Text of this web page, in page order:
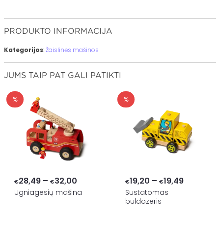
PRODUKTO INFORMACIJA
Kategorijos:Žaislinės mašinos
JUMS TAIP PAT GALI PATIKTI
%
€28,49 – €32,00Price
range:
Ugniagesių mašina
%
€19,20 – €19,49Price
Sustatomas
buldozeris